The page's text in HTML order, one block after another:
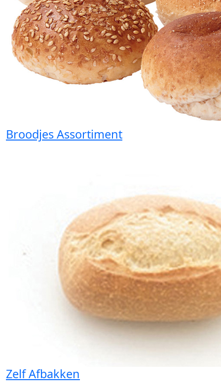
Broodjes Assortiment
Zelf Afbakken